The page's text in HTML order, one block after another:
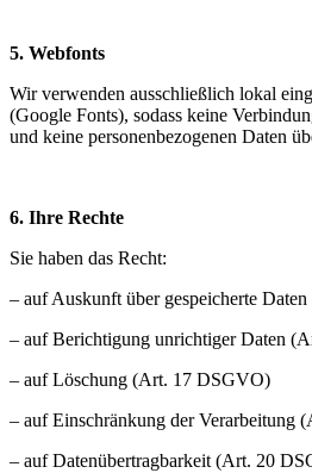
5. Webfonts
Wir verwenden ausschließlich lokal
(Google Fonts), sodass keine
und keine personenbezogenen Daten
6. Ihre Rechte
Sie haben das Recht:
– auf Auskunft über gespeicherte
– auf Berichtigung unrichtiger Daten
– auf Löschung (Art. 17 DSGVO)
– auf Einschränkung der Verarbeitung
– auf Datenübertragbarkeit (Art. 20